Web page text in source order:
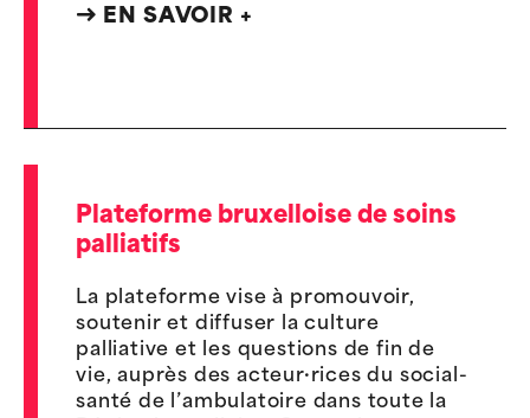
EN SAVOIR +
Plateforme bruxelloise de soins
palliatifs
La plateforme vise à promouvoir,
soutenir et diffuser la culture
palliative et les questions de fin de
vie, auprès des acteur·rices du social-
santé de l’ambulatoire dans toute la